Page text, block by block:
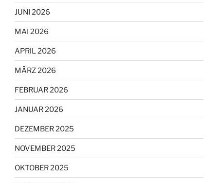
JUNI 2026
MAI 2026
APRIL 2026
MÄRZ 2026
FEBRUAR 2026
JANUAR 2026
DEZEMBER 2025
NOVEMBER 2025
OKTOBER 2025